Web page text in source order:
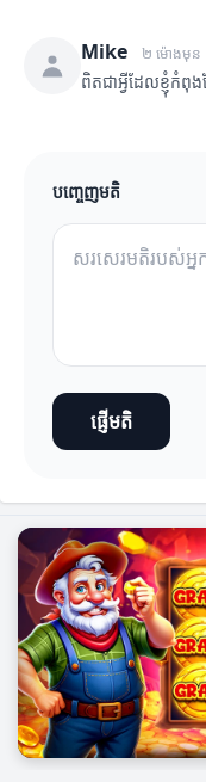
Mike ២ ម៉ោងមុន
ពិតជាអ្វីដែលខ្ញុំកំពុង
បញ្ចេញមតិ
ផ្ញើមតិ